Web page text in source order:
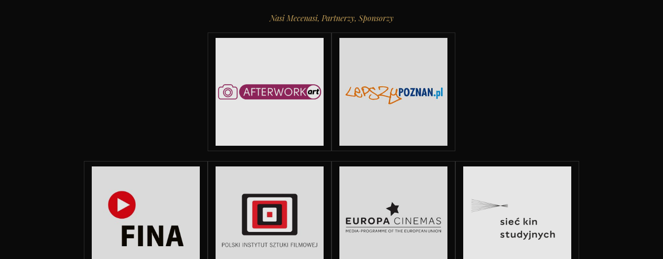
Nasi Mecenasi, Partnerzy, Sponsorzy